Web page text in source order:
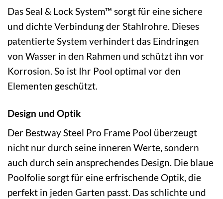
Das Seal & Lock System™ sorgt für eine sichere
und dichte Verbindung der Stahlrohre. Dieses
patentierte System verhindert das Eindringen
von Wasser in den Rahmen und schützt ihn vor
Korrosion. So ist Ihr Pool optimal vor den
Elementen geschützt.
Design und Optik
Der Bestway Steel Pro Frame Pool überzeugt
nicht nur durch seine inneren Werte, sondern
auch durch sein ansprechendes Design. Die blaue
Poolfolie sorgt für eine erfrischende Optik, die
perfekt in jeden Garten passt. Das schlichte und